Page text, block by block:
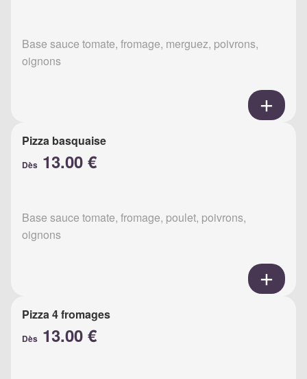
Base sauce tomate, fromage, merguez, poivrons,
oignons
Pizza basquaise
Dès 13.00 €
Base sauce tomate, fromage, poulet, poivrons,
oignons
Pizza 4 fromages
Dès 13.00 €